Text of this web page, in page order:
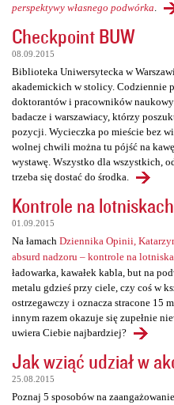
perspektywy własnego podwórka
Checkpoint BUW
08.09.2015
Biblioteka Uniwersytecka w
akademickich w stolicy. Codziennie
doktorantów i pracowników
badacze i warszawiacy, którzy
pozycji. Wycieczka po mieście bez
wolnej chwili można tu pójść na
wystawę. Wszystko dla wszystkich,
trzeba się dostać do środka.
Kontrole na
01.09.2015
Na łamach Dziennika Opinii,
absurd nadzoru – kontrole na
ładowarka, kawałek kabla, but na
metalu gdzieś przy ciele, czy coś w
ostrzegawczy i oznacza stracone 15
innym razem okazuje się zupełnie
uwiera Ciebie najbardziej?
Jak wziąć udział w
25.08.2015
Poznaj 5 sposobów na